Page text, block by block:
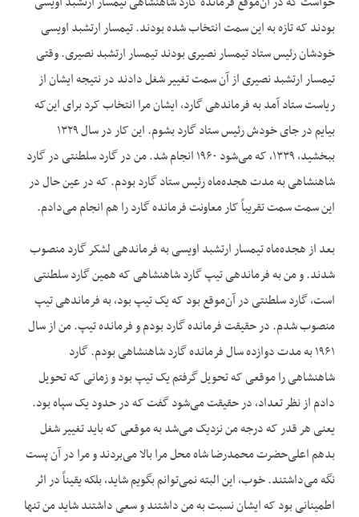
بودند که تازه به این سمت انتخاب شده بودند. تیمسار ارتشبد اویسی
خودشان رئیس ستاد تیمسار نصیری بودند تیمسار ارتشبد نصیری. وقتی
تیمسار ارتشبد نصیری از آن سمت تغییر شغل دادند در نتیجه ایشان از
ریاست ستاد آمد به فرماندهی گارد، ایشان مرا انتخاب کرد برای این‌که
بیایم در جای خودش رئیس ستاد گارد بشوم. این کار در سال ۱۳۲۹
ببخشید، ۱۳۳۹، که می‌شود ۱۹۶۰ انجام شد. من در گارد سلطنتی در گارد
شاهنشاهی به مدت هجده‌ماه رئیس ستاد گارد بودم. که در عین حال در
این سمت سمت تقریباً کار معاونت فرمانده گارد را هم انجام می‌دادم.
بعد از هجده‌ماه تیمسار ارتشبد اویسی به فرماندهی لشکر گارد منصوب
شدند. و من به فرماندهی تیپ گارد شاهنشاهی که همین گارد سلطنتی
است، گارد سلطنتی در آن‌موقع بود که یک تیپ بود، به فرماندهی تیپ
منصوب شدم. در حقیقت فرمانده گارد بودم و فرمانده تیپ. من از سال
۱۹۶۱ به مدت دوازده سال فرمانده گارد شاهنشاهی بودم. گارد
شاهنشاهی را موقعی که تحویل گرفتم یک تیپ بود و زمانی که تحویل
دادم از نظر تعداد، در حقیقت می‌شود گفت که در حدود یک سپاه بود.
یعنی هر قدر که درجه من نزدیک می‌شد به موقعی که باید تغییر شغل
بدهم اعلی‌حضرت محمدرضا شاه محل مرا بالا می‌بردند و مرا در آن پست
نگه می‌داشتند. خوب، این البته نمی‌توانم بگویم شاید، بلکه یقیناً در اثر
اطمینانی بود که ایشان نسبت به من داشتند و سعی داشتند شاید من تنها